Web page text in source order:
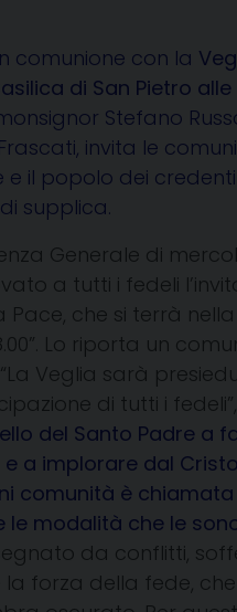
comunione con la
di San Pietro alle
Stefano
invita le
e il popolo dei
supplica.
Generale di
a tutti i fedeli
che si terrà
Lo riporta un
Veglia sarà
di tutti i
del Santo Padre a
a implorare dal
comunità è
le modalità che le
da conflitti,
la forza della fede,